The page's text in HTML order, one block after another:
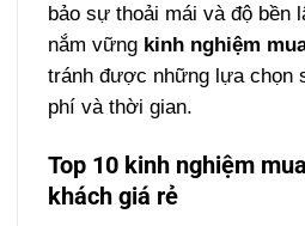
bảo sự thoải mái và độ bền
nắm vững kinh nghiệm
tránh được những lựa chọn
phí và thời gian.
Top 10 kinh nghiệm
khách giá rẻ